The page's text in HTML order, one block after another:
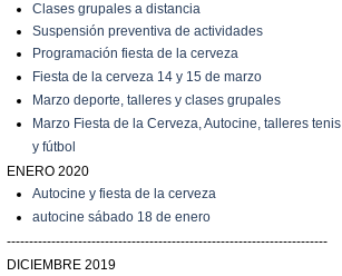
C lases grupales a distancia
Suspensión preventiva de actividades
Programación fiesta de la cerveza
Fiesta de la cerveza 14 y 15 de marzo
Marzo deporte, talleres y clases grupales
Marzo Fiesta de la Cerveza, Autocine, talleres tenis
y fútbol
ENERO 2020
Autocine y fiesta de la cerveza
autocine sábado 18 de enero
------------------------------------------------------------------------
DICIEMBRE 2019